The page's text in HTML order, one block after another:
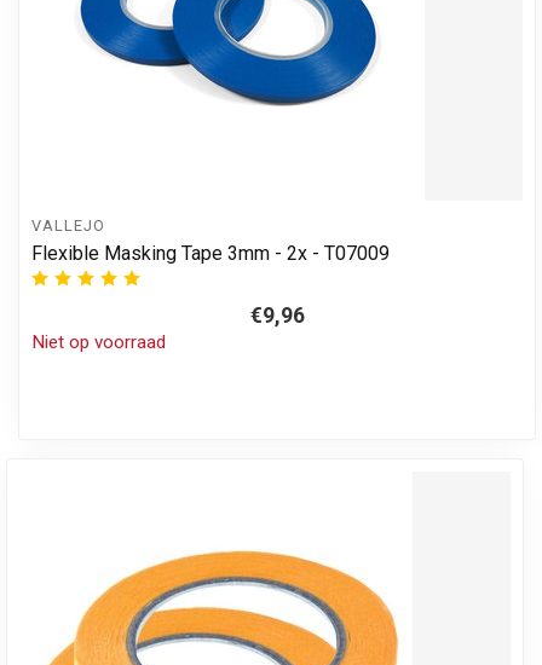
VALLEJO
Flexible Masking Tape 3mm - 2x - T07009
€9,96
Niet op voorraad